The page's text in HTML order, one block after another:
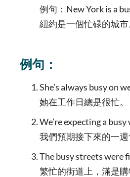
例句：New York is a
紐約是一個忙碌的城市
例句：
She’s always busy on
她在工作日總是很忙。
We’re expecting a
我們預期接下來的一
The busy streets were
繁忙的街道上，滿是購